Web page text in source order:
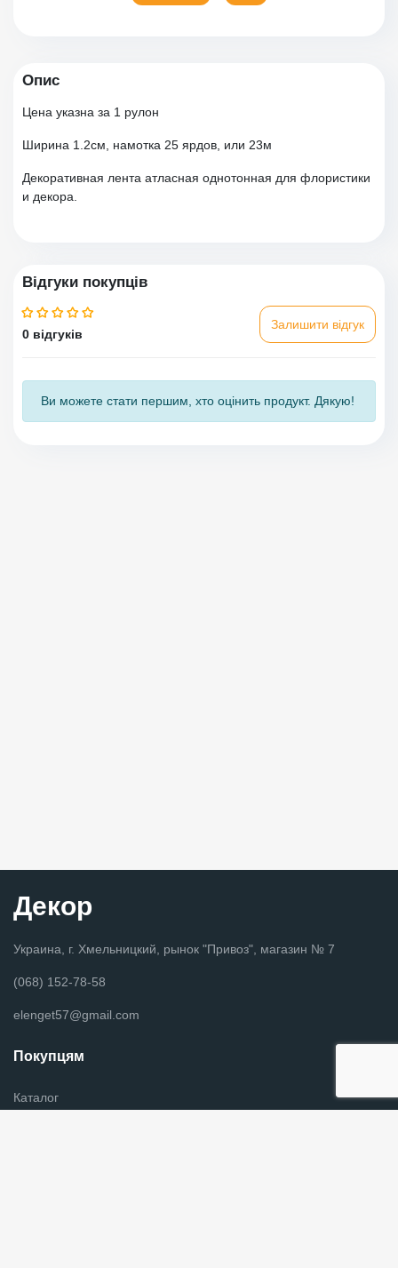
Опис
Цена указна за 1 рулон
Ширина 1.2см, намотка 25 ярдов, или 23м
Декоративная лента атласная однотонная для флористики
и декора.
Відгуки покупців
0 відгуків
Залишити відгук
Ви можете стати першим, хто оцінить продукт. Дякую!
Декор
Украина, г. Хмельницкий, рынок "Привоз", магазин № 7
(068) 152-78-58
elenget57@gmail.com
Покупцям
Каталог